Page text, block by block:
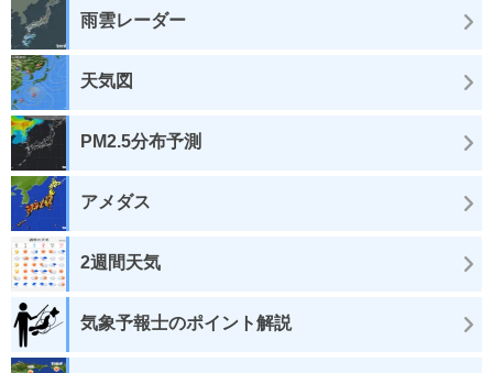
雨雲レーダー
天気図
PM2.5分布予測
アメダス
2週間天気
気象予報士のポイント解説